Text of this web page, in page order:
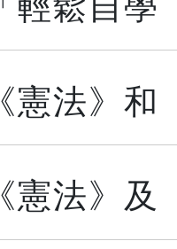
《憲法》
《憲法》